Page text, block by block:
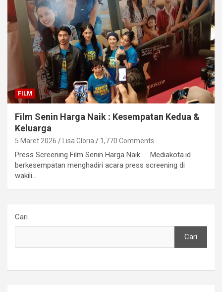
FILM
Film Senin Harga Naik : Kesempatan Kedua &
Keluarga
5 Maret 2026 Lisa Gloria 1,770 Comments
Press Screening Film Senin Harga Naik Mediakota.id
berkesempatan menghadiri acara press screening di
wakili…
Cari
Cari